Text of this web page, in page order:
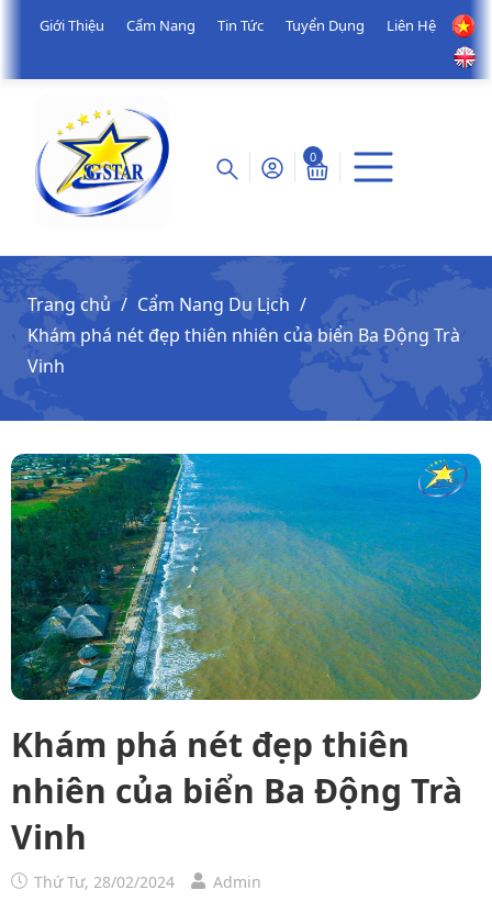
Giới Thiệu Cẩm Nang Tin Tức Tuyển Dụng Liên Hệ
0
Trang chủ
Cẩm Nang Du Lịch
Khám phá nét đẹp thiên nhiên của biển Ba Động Trà
Vinh
Khám phá nét đẹp thiên
nhiên của biển Ba Động Trà
Vinh
Thứ Tư, 28/02/2024 Admin